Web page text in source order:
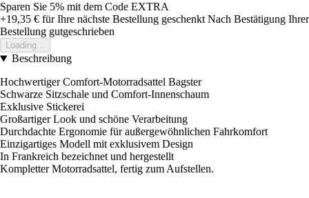
Sparen Sie 5% mit dem Code EXTRA
+19,35 € für Ihre nächste Bestellung geschenkt Nach Bestätigung Ihrer
Bestellung gutgeschrieben
Loading...
Beschreibung
Hochwertiger Comfort-Motorradsattel Bagster
Schwarze Sitzschale und Comfort-Innenschaum
Exklusive Stickerei
Großartiger Look und schöne Verarbeitung
Durchdachte Ergonomie für außergewöhnlichen Fahrkomfort
Einzigartiges Modell mit exklusivem Design
In Frankreich bezeichnet und hergestellt
Kompletter Motorradsattel, fertig zum Aufstellen.